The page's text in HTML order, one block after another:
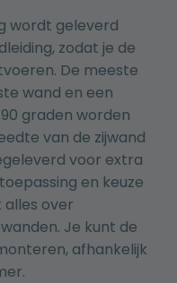
wordt geleverd
zodat je de
De meeste
wand en een
graden worden
van de zijwand
voor extra
en keuze
alles over
. Je kunt de
afhankelijk